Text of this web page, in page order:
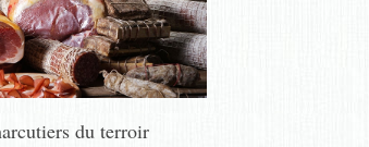
du terroir